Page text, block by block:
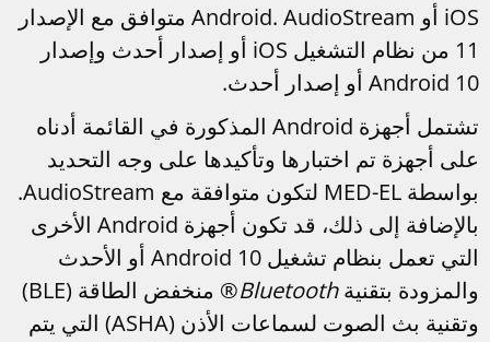
iOS أو Android. AudioStream متوافق مع الإصدار
11 من نظام التشغيل iOS أو إصدار أحدث وإصدار
Android 10 أو إصدار أحدث.
تشتمل أجهزة Android المذكورة في القائمة أدناه
على أجهزة تم اختبارها وتأكيدها على وجه التحديد
بواسطة MED-EL لتكون متوافقة مع AudioStream.
بالإضافة إلى ذلك، قد تكون أجهزة Android الأخرى
التي تعمل بنظام تشغيل Android 10 أو الأحدث
والمزودة بتقنيةBluetooth
® منخفض الطاقة (BLE)
وتقنية بث الصوت لسماعات الأذن (ASHA) التي يتم